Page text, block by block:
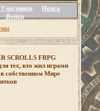
Участники
Поиск
Войти
FRPG
тех, кто жил играми
в собственном Мире